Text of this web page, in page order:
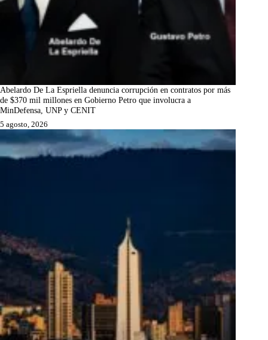
Abelardo De La Espriella denuncia corrupción en contratos por más
de $370 mil millones en Gobierno Petro que involucra a
MinDefensa, UNP y CENIT
5 agosto, 2026